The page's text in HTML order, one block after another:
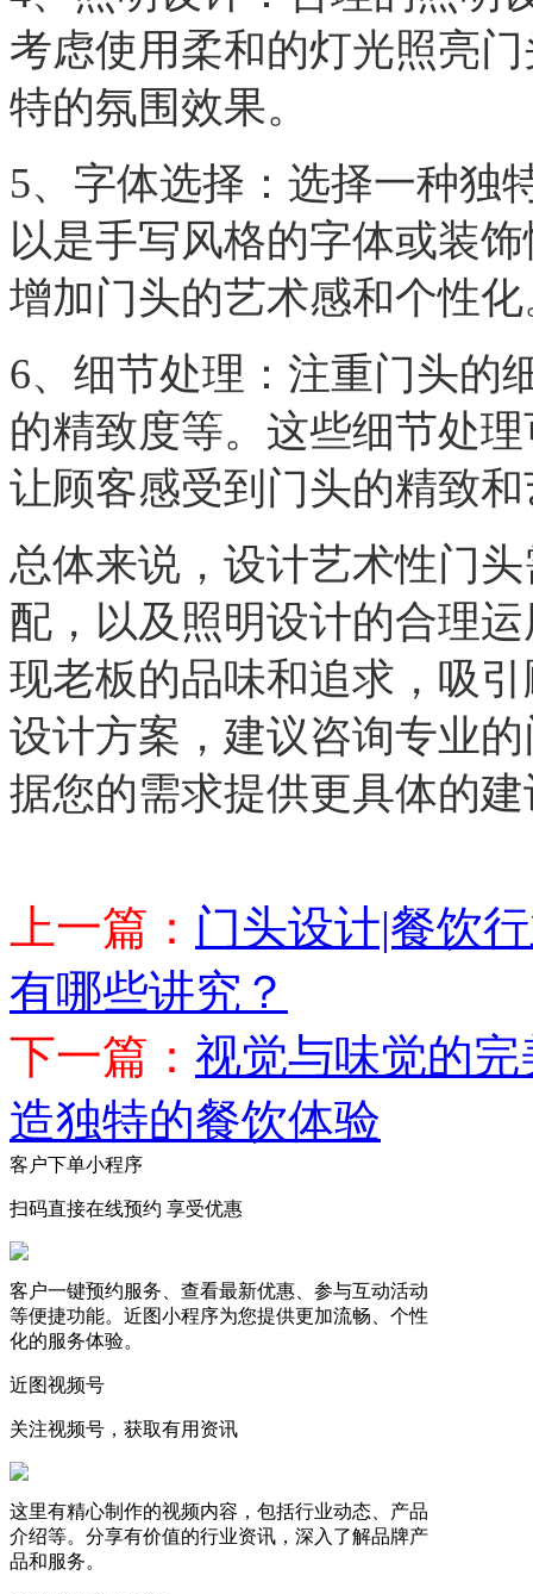
考虑使用柔和的灯光照亮
特的氛围效果。
5、字体选择：选择一种独
以是手写风格的字体或装
增加门头的艺术感和个性化
6、细节处理：注重门头的
的精致度等。这些细节处
让顾客感受到门头的精致
总体来说，设计艺术性门
配，以及照明设计的合理
现老板的品味和追求，吸
设计方案，建议咨询专业
据您的需求提供更具体的
上一篇： 门头设计|餐饮
有哪些讲究？
下一篇： 视觉与味觉的
造独特的餐饮体验
客户下单小程序
扫码直接在线预约 享受优惠
客户一键预约服务、查看最新优惠、参与互动活动
等便捷功能。近图小程序为您提供更加流畅、个性
化的服务体验。
近图视频号
关注视频号，获取有用资讯
这里有精心制作的视频内容，包括行业动态、产品
介绍等。分享有价值的行业资讯，深入了解品牌产
品和服务。